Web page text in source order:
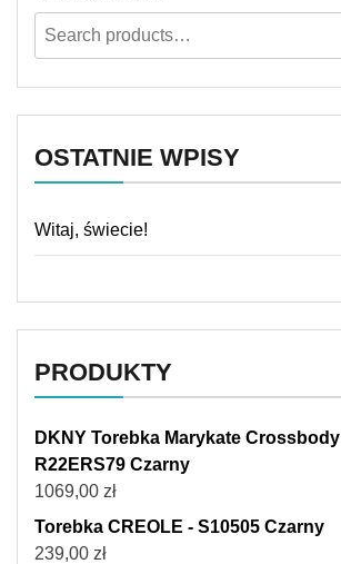
OSTATNIE WPISY
Witaj, świecie!
PRODUKTY
DKNY Torebka Marykate Crossbody
R22ERS79 Czarny
1069,00 zł
Torebka CREOLE - S10505 Czarny
239,00 zł